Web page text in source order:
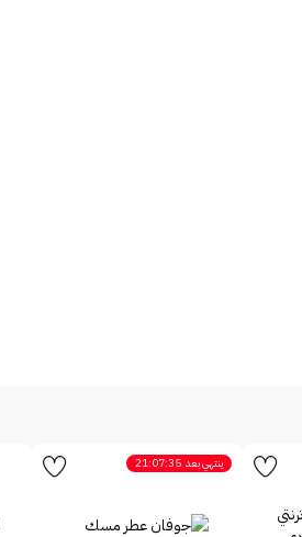
ينتهي بعد 21:07:35